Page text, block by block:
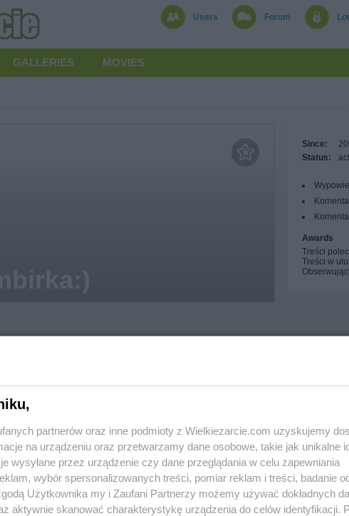
Users Forum
GALLERIES MOVIES
placek
5.4k 2 0
Mrożona kawa
Bananowa
13.2k 212 18
Imbirka:)
Since:
Status:
Awards
Treści
Treści w
partnerów oraz inne podmioty z Wielkiezarcie.com uzyskujemy
na urządzeniu oraz przetwarzamy dane osobowe, takie jak unikalne
wysyłane przez urządzenie czy dane przeglądania w celu zapewniania
wybór spersonalizowanych treści, pomiar reklam i treści, badanie
Użytkownika my i Zaufani Partnerzy możemy używać dokładnych
aktywnie skanować charakterystykę urządzenia do celów identyfikacji.